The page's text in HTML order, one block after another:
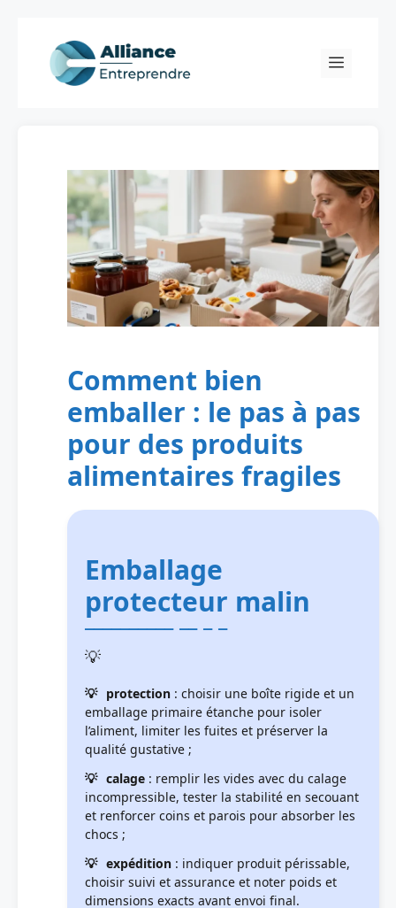
content
Menu
Comment bien
emballer : le pas à pas
pour des produits
alimentaires fragiles
Emballage
protecteur malin
protection : choisir une boîte rigide et un
emballage primaire étanche pour isoler
l’aliment, limiter les fuites et préserver la
qualité gustative ;
calage : remplir les vides avec du calage
incompressible, tester la stabilité en secouant
et renforcer coins et parois pour absorber les
chocs ;
expédition : indiquer produit périssable,
choisir suivi et assurance et noter poids et
dimensions exacts avant envoi final.